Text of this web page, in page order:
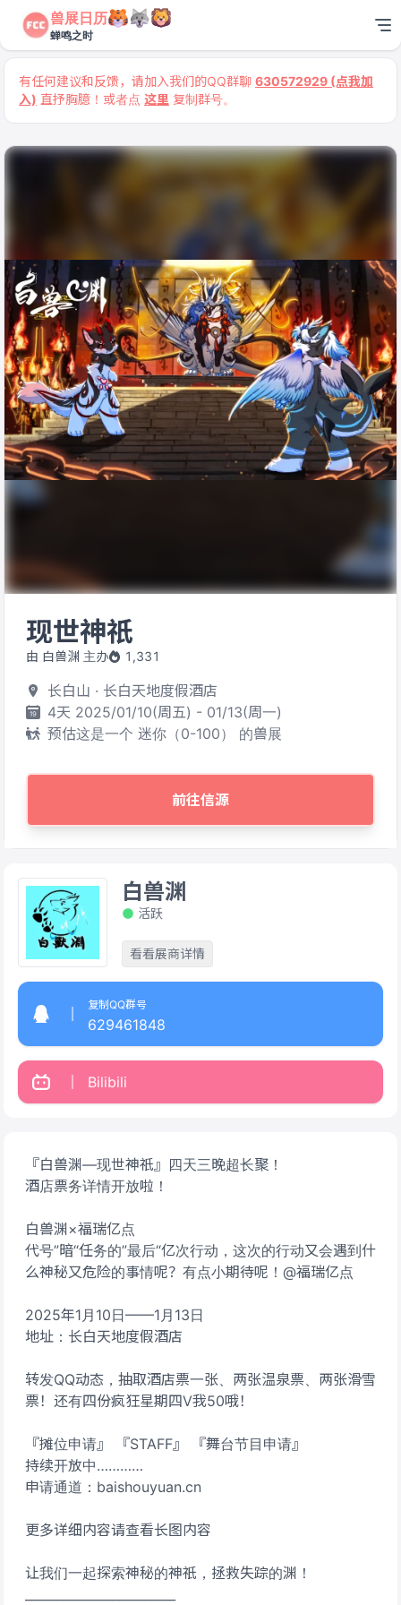
兽展日历
蝉鸣之时
有任何建议和反馈，请加入我们的QQ群聊 630572929 (点我加
入) 直抒胸臆！或者点 这里 复制群号。
现世神祇
由 白兽渊 主办 1,331
长白山 · 长白天地度假酒店
4天 2025/01/10(周五) - 01/13(周一)
预估这是一个 迷你（0-100） 的兽展
前往信源
『白兽渊—现世神祇』四天三晚超长聚！
酒店票务详情开放啦！
白兽渊×福瑞亿点
代号”暗“任务的”最后“亿次行动，这次的行动又会遇到什
么神秘又危险的事情呢？有点小期待呢！@福瑞亿点
2025年1月10日——1月13日
地址：长白天地度假酒店
转发QQ动态，抽取酒店票一张、两张温泉票、两张滑雪
票！还有四份疯狂星期四V我50哦！
『摊位申请』 『STAFF』 『舞台节目申请』
持续开放中…………
申请通道：baishouyuan.cn
更多详细内容请查看长图内容
让我们一起探索神秘的神祇，拯救失踪的渊！
白兽渊
活跃
看看展商详情
复制QQ群号
629461848
Bilibili